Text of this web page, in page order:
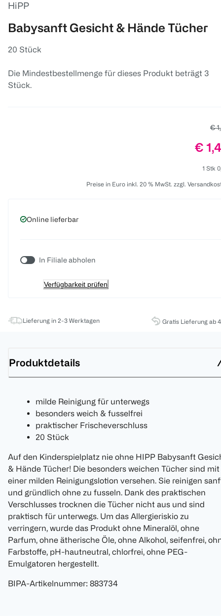
HiPP
Babysanft Gesicht & Hände Tücher
20 Stück
Die Mindestbestellmenge für dieses Produkt beträgt 3
Stück.
€
€
1 Stk
Preise in Euro inkl. 20 % MwSt. zzgl.
Online lieferbar
In Filiale abholen
Verfügbarkeit prüfen
Lieferung in 2-3 Werktagen Gratis Lieferung ab
Produktdetails
milde Reinigung für unterwegs
besonders weich & fusselfrei
praktischer Frischeverschluss
20 Stück
Auf den Kinderspielplatz nie ohne HIPP Babysanft
& Hände Tücher! Die besonders weichen Tücher sind mit
einer milden Reinigungslotion versehen. Sie reinigen
und gründlich ohne zu fusseln. Dank des praktischen
Verschlusses trocknen die Tücher nicht aus und sind
praktisch für unterwegs. Um das Allergieriskio zu
verringern, wurde das Produkt ohne Mineralöl, ohne
Parfum, ohne ätherische Öle, ohne Alkohol, seifenfrei,
Farbstoffe, pH-hautneutral, chlorfrei, ohne PEG-
Emulgatoren hergestellt.
BIPA-Artikelnummer: 883734